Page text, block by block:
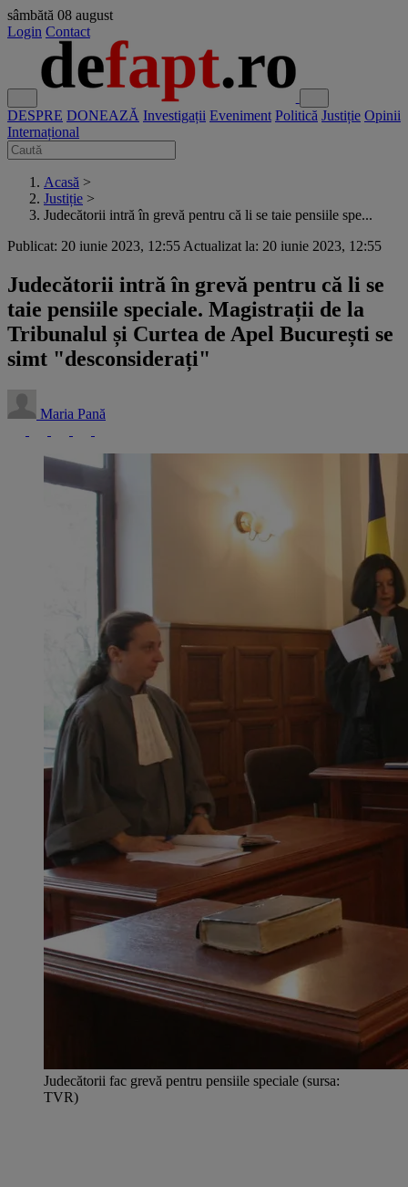
sâmbătă 08 august
Login Contact
DESPRE DONEAZĂ Investigații Eveniment Politică Justiție Opinii
Internațional
Acasă >
Justiție >
Judecătorii intră în grevă pentru că li se taie pensiile spe...
Publicat: 20 iunie 2023, 12:55 Actualizat la: 20 iunie 2023, 12:55
Judecătorii intră în grevă pentru că li se
taie pensiile speciale. Magistrații de la
Tribunalul și Curtea de Apel București se
simt "desconsiderați"
Maria Pană
Judecătorii fac grevă pentru pensiile speciale (sursa:
TVR)